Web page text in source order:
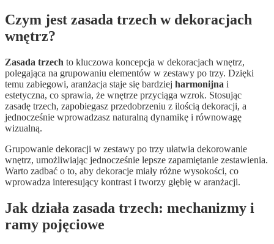
Czym jest zasada trzech w dekoracjach
wnętrz?
Zasada trzech to kluczowa koncepcja w dekoracjach wnętrz,
polegająca na grupowaniu elementów w zestawy po trzy. Dzięki
temu zabiegowi, aranżacja staje się bardziej harmonijna i
estetyczna, co sprawia, że wnętrze przyciąga wzrok. Stosując
zasadę trzech, zapobiegasz przedobrzeniu z ilością dekoracji, a
jednocześnie wprowadzasz naturalną dynamikę i równowagę
wizualną.
Grupowanie dekoracji w zestawy po trzy ułatwia dekorowanie
wnętrz, umożliwiając jednocześnie lepsze zapamiętanie zestawienia.
Warto zadbać o to, aby dekoracje miały różne wysokości, co
wprowadza interesujący kontrast i tworzy głębię w aranżacji.
Jak działa zasada trzech: mechanizmy i
ramy pojęciowe